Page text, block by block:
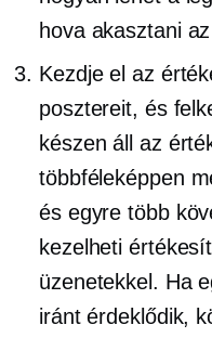
hova akasztani
Kezdje el az
posztereit, és
készen áll az
többféleképpen
és egyre több
kezelheti
üzenetekkel. Ha
iránt érdeklődik,